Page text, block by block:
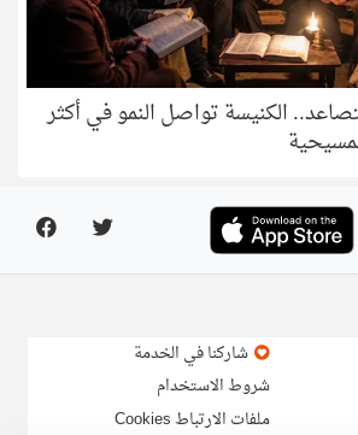
الكنيسة تواصل النمو في أكثر
شاركنا في الخدمة
شروط الاستخدام
ملفات الارتباط Cookies